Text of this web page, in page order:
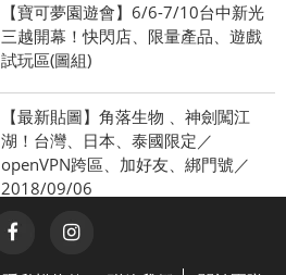
【寶可夢園遊會】6/6-7/10台中新光
三越開幕！快閃店、限量產品、遊戲
試玩區(圖組)
【最新貼圖】角落生物 、神劍闖江
湖！台灣、日本、泰國限定／
openVPN跨區、加好友、綁門號／
2018/09/06